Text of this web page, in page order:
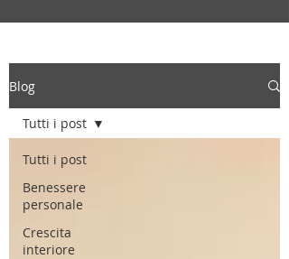
Blog
Tutti i post
Benessere
personale
Crescita
interiore
Tutti i post